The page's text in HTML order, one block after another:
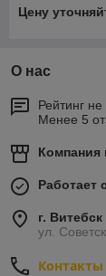
Цену
О нас
Рейтинг
Менее 5
Компания
Работает
г. Витебск
ул.
Контакты